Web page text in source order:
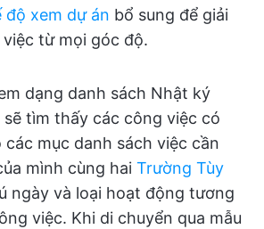
độ xem dự án bổ sung để giải
từ mọi góc độ.
dạng danh sách Nhật ký
tìm thấy các công việc có
các mục danh sách việc cần
mình cùng hai Trường Tùy
ngày và loại hoạt động tương
việc. Khi di chuyển qua mẫu